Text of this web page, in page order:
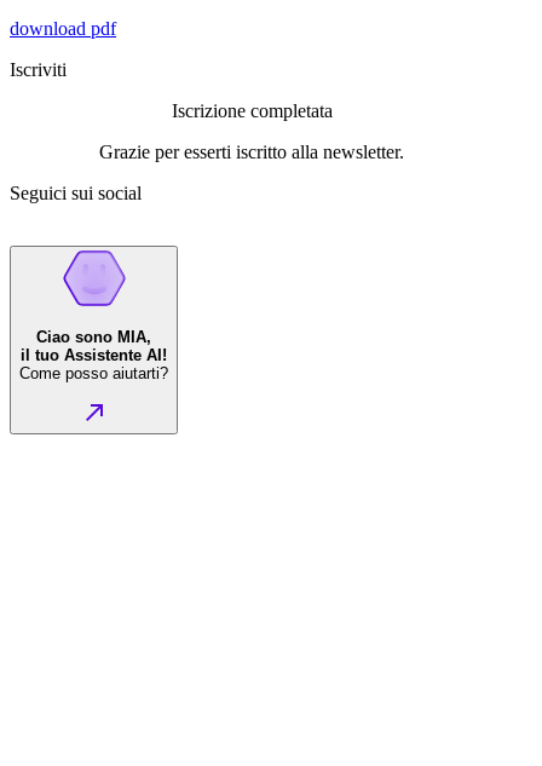
download pdf
Iscriviti
Iscrizione completata
Grazie per esserti iscritto alla newsletter.
Seguici sui social
Ciao sono MIA,
il tuo Assistente AI!
Come posso aiutarti?